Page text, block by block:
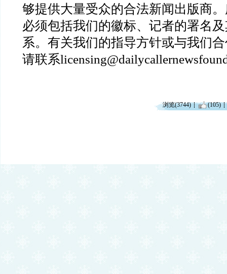
够提供大量受众的合法新闻出版商
必须包括我们的徽标、记者的署名
系。有关我们的指导方针或与我们
请联系
浏览(3744) (105)